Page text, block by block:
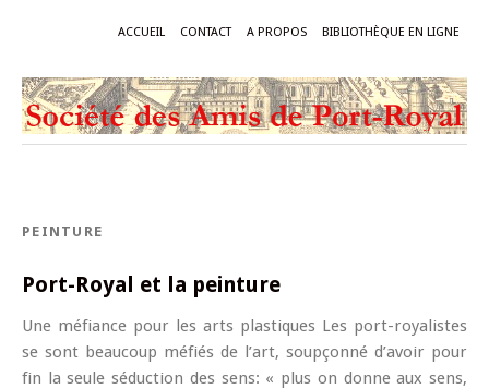
ACCUEIL CONTACT A PROPOS BIBLIOTHÈQUE EN LIGNE
PEINTURE
Port-Royal et la peinture
Une méfiance pour les arts plastiques Les port-royalistes
se sont beaucoup méfiés de l’art, soupçonné d’avoir pour
fin la seule séduction des sens: « plus on donne aux sens,